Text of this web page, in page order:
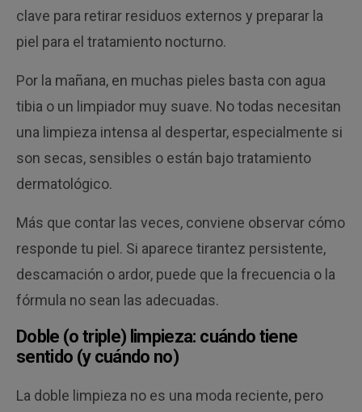
clave para retirar residuos externos y preparar la
piel para el tratamiento nocturno.
Por la mañana, en muchas pieles basta con agua
tibia o un limpiador muy suave. No todas necesitan
una limpieza intensa al despertar, especialmente si
son secas, sensibles o están bajo tratamiento
dermatológico.
Más que contar las veces, conviene observar cómo
responde tu piel. Si aparece tirantez persistente,
descamación o ardor, puede que la frecuencia o la
fórmula no sean las adecuadas.
Doble (o triple) limpieza: cuándo tiene
sentido (y cuándo no)
La doble limpieza no es una moda reciente, pero